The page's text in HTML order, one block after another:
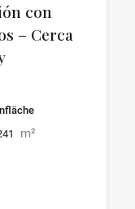
con
– Cerca
m²